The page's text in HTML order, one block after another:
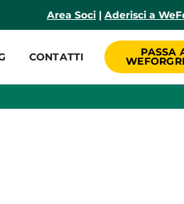
Area Soci | Aderisci a
CONTATTI
PASSA